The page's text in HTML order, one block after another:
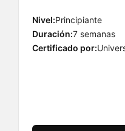
Nivel:Principiante
Duración:7 semanas
Certificado por: